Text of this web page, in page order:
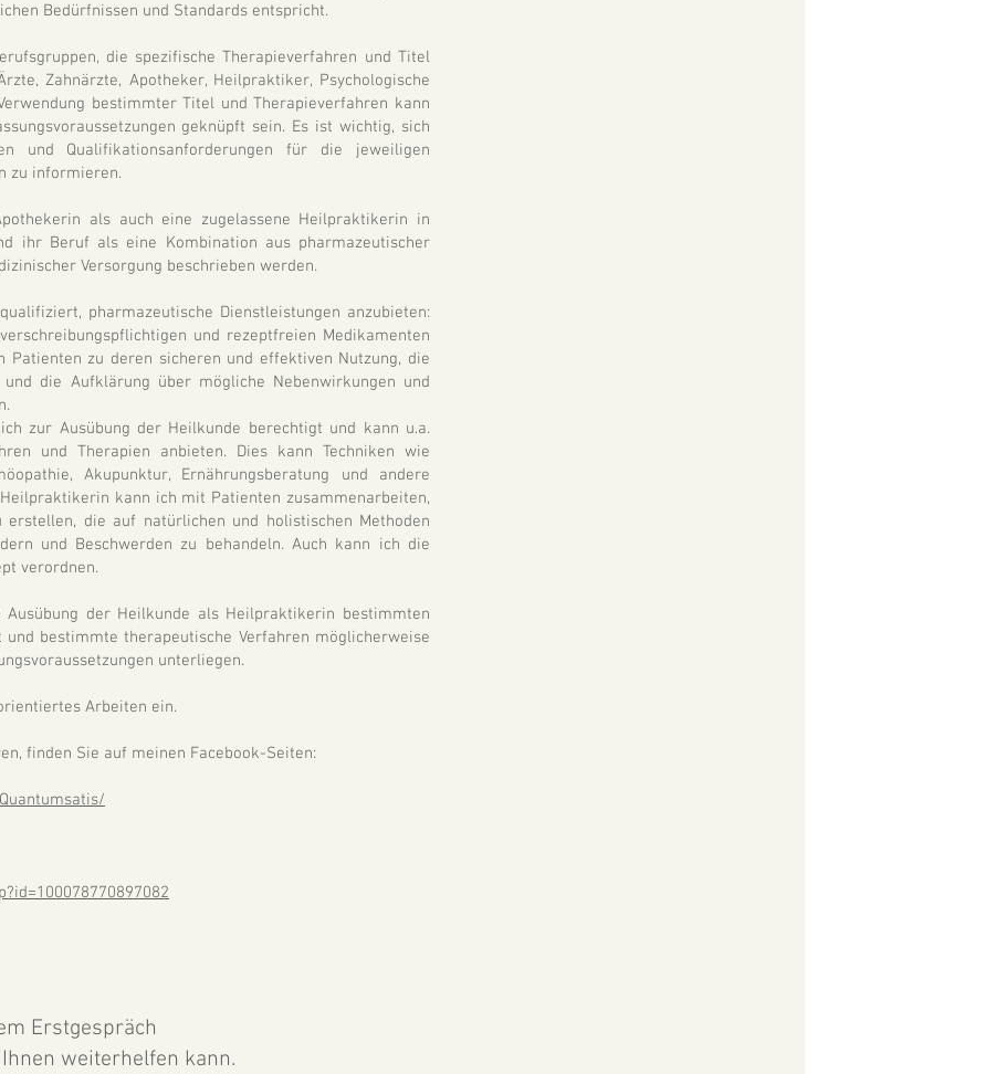
Bedürfnissen und Standards entspricht.
die spezifische Therapieverfahren und Titel
Zahnärzte, Apotheker, Heilpraktiker, Psychologische
bestimmter Titel und Therapieverfahren kann
geknüpft sein. Es ist wichtig, sich
und Qualifikationsanforderungen für die jeweiligen
zu informieren.
als auch eine zugelassene Heilpraktikerin in
ihr Beruf als eine Kombination aus pharmazeutischer
Versorgung beschrieben werden.
pharmazeutische Dienstleistungen anzubieten:
und rezeptfreien Medikamenten
Patienten zu deren sicheren und effektiven Nutzung, die
die Aufklärung über mögliche Nebenwirkungen und
zur Ausübung der Heilkunde berechtigt und kann u.a.
und Therapien anbieten. Dies kann Techniken wie
Akupunktur, Ernährungsberatung und andere
kann ich mit Patienten zusammenarbeiten,
erstellen, die auf natürlichen und holistischen Methoden
und Beschwerden zu behandeln. Auch kann ich die
verordnen.
der Heilkunde als Heilpraktikerin bestimmten
bestimmte therapeutische Verfahren möglicherweise
unterliegen.
Arbeiten ein.
finden Sie auf meinen Facebook-Seiten:
Erstgespräch
weiterhelfen kann.